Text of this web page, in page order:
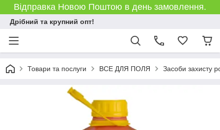
Відправка Новою Поштою в день замовлення.
Дрібний та крупний опт!
Товари та послуги ВСЕ ДЛЯ ПОЛЯ Засоби захисту